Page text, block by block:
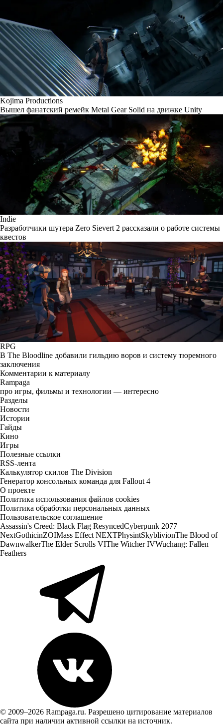
Kojima Productions
Вышел фанатский ремейк Metal Gear Solid на движке Unity
Indie
Разработчики шутера Zero Sievert 2 рассказали о работе системы
квестов
RPG
В The Bloodline добавили гильдию воров и систему тюремного
заключения
Комментарии к материалу
Rampaga
про игры, фильмы и технологии — интересно
Разделы
Новости
Истории
Гайды
Кино
Игры
Полезные ссылки
RSS-лента
Калькулятор скилов The Division
Генератор консольных команда для Fallout 4
О проекте
Политика использования файлов cookies
Политика обработки персональных данных
Пользовательское соглашение
Assassin's Creed: Black Flag ResyncedCyberpunk 2077
NextGothicinZOIMass Effect NEXTPhysintSkyblivionThe Blood of
DawnwalkerThe Elder Scrolls VIThe Witcher IVWuchang: Fallen
Feathers
© 2009–2026 Rampaga.ru. Разрешено цитирование материалов
сайта при наличии активной ссылки на источник.